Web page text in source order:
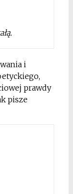
i
prawdy
pisze